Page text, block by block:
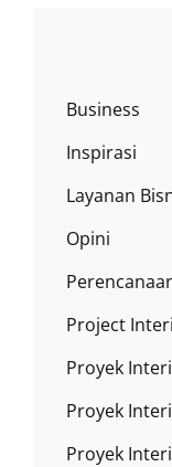
Business
Inspirasi
Layanan
Opini
Project
Proyek
Proyek
Proyek